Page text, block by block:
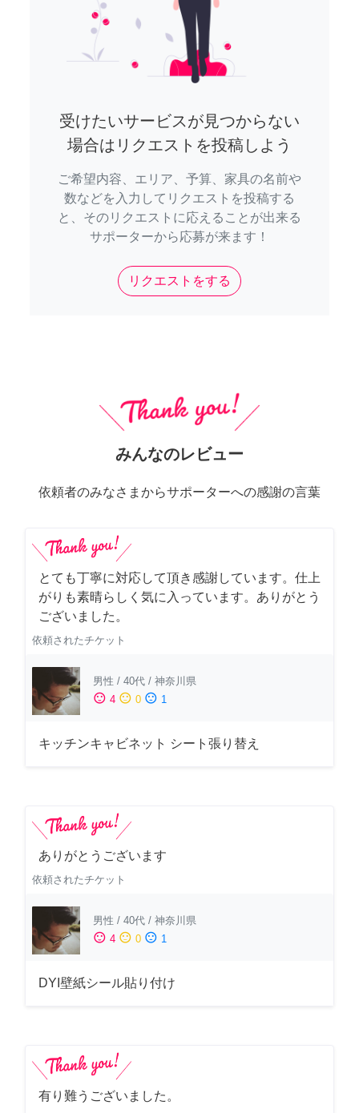
受けたいサービスが見つからない
場合はリクエストを投稿しよう
ご希望内容、エリア、予算、家具の名前や
数などを入力してリクエストを投稿する
と、そのリクエストに応えることが出来る
サポーターから応募が来ます！
リクエストをする
みんなのレビュー
依頼者のみなさまからサポーターへの感謝の言葉
とても丁寧に対応して頂き感謝しています。仕上
がりも素晴らしく気に入っています。ありがとう
ございました。
依頼されたチケット
男性 / 40代 / 神奈川県
sentiment_satisfied 4 sentiment_neutral 0 sentiment_dissatisfied 1
キッチンキャビネット シート張り替え
ありがとうございます
依頼されたチケット
男性 / 40代 / 神奈川県
sentiment_satisfied 4 sentiment_neutral 0 sentiment_dissatisfied 1
DYI壁紙シール貼り付け
有り難うございました。